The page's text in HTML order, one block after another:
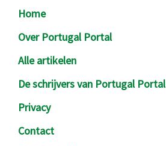
Footer
Home
Over Portugal Portal
Alle artikelen
De schrijvers van Portugal Portal
Privacy
Contact